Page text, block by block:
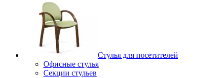
Стулья для посетителей
Офисные стулья
Секции стульев